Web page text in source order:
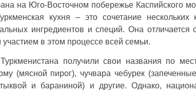
на Юго-Восточном побережье Каспийского
кухня – это сочетание нескольких
ингредиентов и специй. Она отличается
в этом процессе всей семьи.
получили свои названия по
(мясной пирог), чучвара чебурек
и бараниной) и другие. Однако,